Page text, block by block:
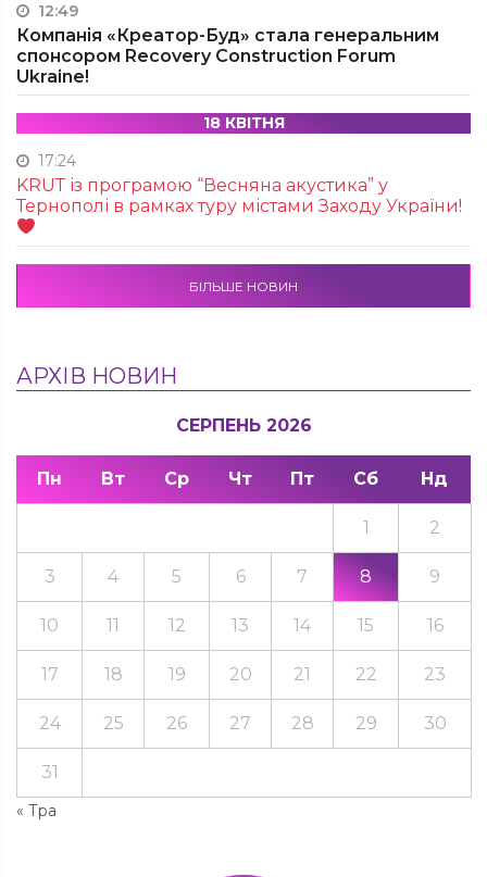
12:49
Компанія «Креатор-Буд» стала генеральним
спонсором Recovery Construction Forum
Ukraine!
18 КВІТНЯ
17:24
KRUТ із програмою “Весняна акустика” у
Тернополі в рамках туру містами Заходу України!
БІЛЬШЕ НОВИН
АРХІВ НОВИН
СЕРПЕНЬ 2026
Пн Вт Ср Чт Пт Сб Нд
« Тра
1 2
3 4 5 6 7 8 9
10 11 12 13 14 15 16
17 18 19 20 21 22 23
24 25 26 27 28 29 30
31